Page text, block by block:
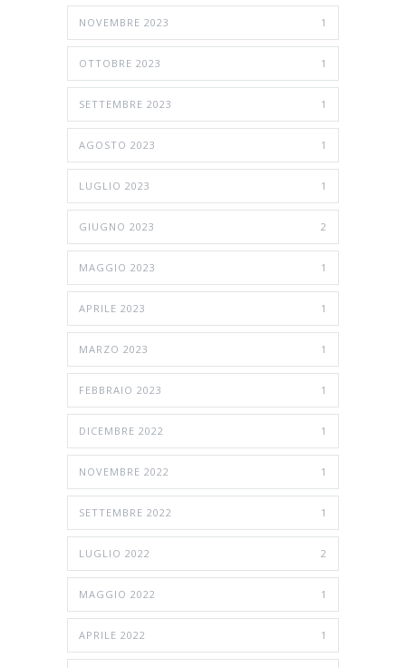
NOVEMBRE 2023 1
OTTOBRE 2023 1
SETTEMBRE 2023 1
AGOSTO 2023 1
LUGLIO 2023 1
GIUGNO 2023 2
MAGGIO 2023 1
APRILE 2023 1
MARZO 2023 1
FEBBRAIO 2023 1
DICEMBRE 2022 1
NOVEMBRE 2022 1
SETTEMBRE 2022 1
LUGLIO 2022 2
MAGGIO 2022 1
APRILE 2022 1